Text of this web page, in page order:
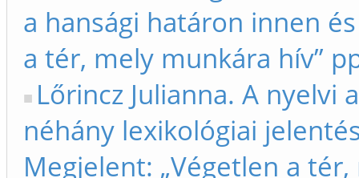
a hansági határon innen
a tér, mely munkára hív”
Lőrincz Julianna. A nyelvi
néhány lexikológiai
Megjelent: „Végetlen a